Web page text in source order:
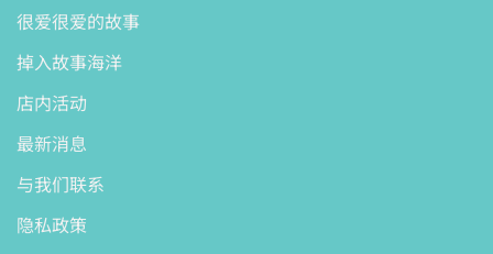
很爱很爱的故事
掉入故事海洋
店内活动
最新消息
与我们联系
隐私政策